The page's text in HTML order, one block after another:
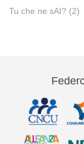
Tu che ne sAI? (2)